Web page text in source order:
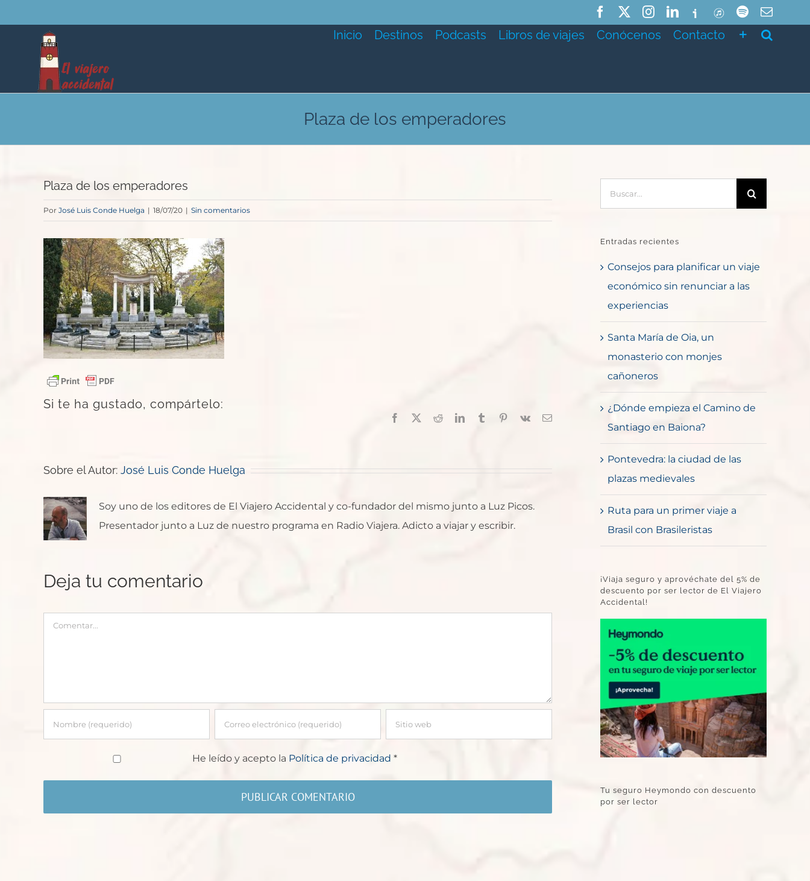
al
contenido
FacebookInstagramLinkedIn
IvooxITunesSpotifyCorreo
Inicio Destinos Podcasts Libros de viajes Conócenos Contacto
Plaza de los emperadores
Plaza de los emperadores
Por José Luis Conde Huelga | 18/07/20 | Sin comentarios
Si te ha gustado, compártelo:
Facebook RedditLinkedInTumblr Pinterest
Vk
Correo
Sobre el Autor: José Luis Conde Huelga
Soy uno de los editores de El Viajero Accidental y co-fundador del mismo junto a Luz Picos.
Presentador junto a Luz de nuestro programa en Radio Viajera. Adicto a viajar y escribir.
Deja tu comentario
Comentar
He leído y acepto la Política de privacidad*
Entradas recientes
Consejos para planificar un viaje
económico sin renunciar a las
experiencias
Santa María de Oia, un
monasterio con monjes
cañoneros
¿Dónde empieza el Camino de
Santiago en Baiona?
Pontevedra: la ciudad de las
plazas medievales
Ruta para un primer viaje a
Brasil con Brasileristas
¡Viaja seguro y aprovéchate del 5% de
descuento por ser lector de El Viajero
Accidental!
Tu seguro Heymondo con descuento
por ser lector